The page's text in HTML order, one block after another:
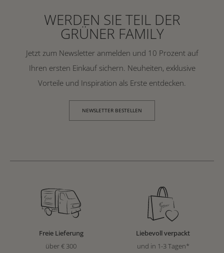
WERDEN SIE TEIL DER
GRÜNER FAMILY
Jetzt zum Newsletter anmelden und 10 Prozent auf
Ihren ersten Einkauf sichern. Neuheiten, exklusive
Vorteile und Inspiration als Erste entdecken.
NEWSLETTER BESTELLEN
Freie Lieferung
über € 300
Liebevoll verpackt
und in 1-3 Tagen*